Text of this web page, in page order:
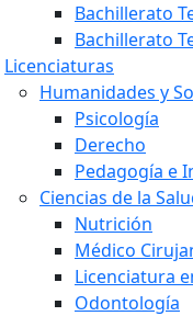
Bachillerato
Bachillerato
Licenciaturas
Humanidades y
Psicología
Derecho
Pedagogía e
Ciencias de la
Nutrición
Médico
Licenciatura
Odontología